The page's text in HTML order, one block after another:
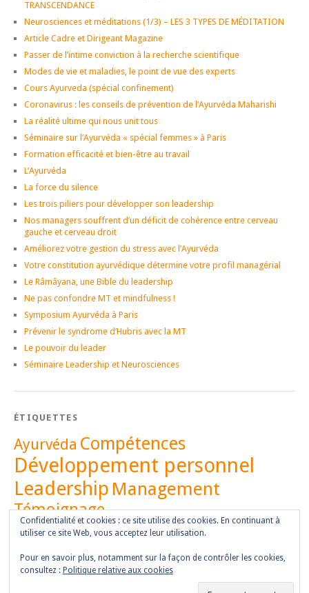
TRANSCENDANCE
Neurosciences et méditations (1/3) – LES 3 TYPES DE MÉDITATION
Article Cadre et Dirigeant Magazine
Passer de l’intime conviction à la recherche scientifique
Modes de vie et maladies, le point de vue des experts
Cours Ayurveda (spécial confinement)
Coronavirus : les conseils de prévention de l’Ayurvéda Maharishi
La réalité ultime qui nous unit tous
Séminaire sur l’Ayurvéda « spécial femmes » à Paris
Formation efficacité et bien-être au travail
L’Ayurvéda
La force du silence
Les trois piliers pour développer son leadership
Nos managers souffrent d’un déficit de cohérence entre cerveau
gauche et cerveau droit
Améliorez votre gestion du stress avec l’Ayurvéda
Votre constitution ayurvédique détermine votre profil managérial
Le Râmâyana, une Bible du leadership
Ne pas confondre MT et mindfulness !
Symposium Ayurvéda à Paris
Prévenir le syndrome d’Hubris avec la MT
Le pouvoir du leader
Séminaire Leadership et Neurosciences
ÉTIQUETTES
Ayurvéda Compétences
Développement personnel
Leadership Management
Témoignage Vidéo
Confidentialité et cookies : ce site utilise des cookies. En continuant à
utiliser ce site Web, vous acceptez leur utilisation.
Pour en savoir plus, notamment sur la façon de contrôler les cookies,
consultez : Politique relative aux cookies